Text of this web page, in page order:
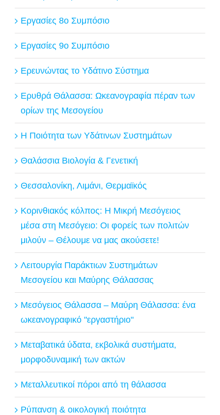
Εργασίες 8ο Συμπόσιο
Εργασίες 9ο Συμπόσιο
Ερευνώντας το Υδάτινο Σύστημα
Ερυθρά Θάλασσα: Ωκεανογραφία πέραν των
ορίων της Μεσογείου
Η Ποιότητα των Υδάτινων Συστημάτων
Θαλάσσια Βιολογία & Γενετική
Θεσσαλονίκη, Λιμάνι, Θερμαϊκός
Κορινθιακός κόλπος: Η Μικρή Μεσόγειος
μέσα στη Μεσόγειο: Οι φορείς των πολιτών
μιλούν – Θέλουμε να μας ακούσετε!
Λειτουργία Παράκτιων Συστημάτων
Μεσογείου και Μαύρης Θάλασσας
Μεσόγειος Θάλασσα – Μαύρη Θάλασσα: ένα
ωκεανογραφικό "εργαστήριο"
Μεταβατικά ύδατα, εκβολικά συστήματα,
μορφοδυναμική των ακτών
Μεταλλευτικοί πόροι από τη θάλασσα
Ρύπανση & οικολογική ποιότητα